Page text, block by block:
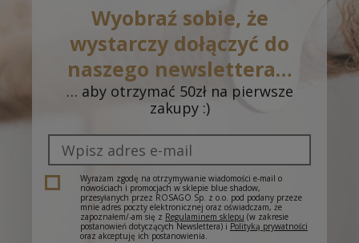
Wyobraź sobie, że
wystarczy dołączyć do
naszego newslettera…
… aby otrzymać 50zł na pierwsze
zakupy :)
Wyrażam zgodę na otrzymywanie wiadomości e-mail o
nowościach i promocjach w sklepie blue shadow,
przesyłanych przez ROSAGO Sp. z o.o. pod podany przeze
mnie adres poczty elektronicznej oraz oświadczam, że
zapoznałem/-am się z Regulaminem sklepu (w zakresie
postanowień dotyczących Newslettera) i Polityką prywatności
oraz akceptuję ich postanowienia.